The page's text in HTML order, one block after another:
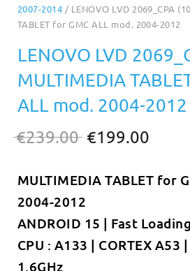
2007-2014 / LENOVO LVD 2069_CPA
TABLET for GMC ALL mod. 2004-2012
LENOVO LVD
MULTIMEDIA
ALL mod. 2004-2012
€239.00 Original
was:
€199.00
τιμή
MULTIMEDIA TABLET for
2004-2012
ANDROID 15 | Fast
CPU : A133 | CORTEX A53
1.6GHz